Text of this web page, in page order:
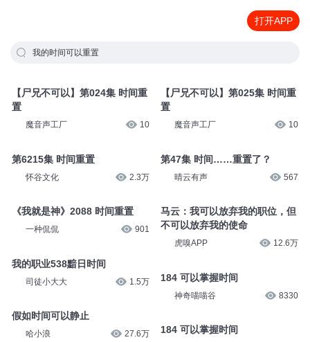
打开APP
我的时间可以重置
【尸兄不可以】第024集 时间重
置
魔音声工厂 10
第6215集 时间重置
怀谷文化 2.3万
《我就是神》2088 时间重置
一种侃侃 901
我的职业538黯日时间
司徒小大大 1.5万
假如时间可以静止
哈小浪 27.6万
【尸兄不可以】第025集 时间重
置
魔音声工厂 10
第47集 时间……重置了？
晴云有声 567
马云：我可以放弃我的职位，但
不可以放弃我的使命
虎嗅APP 12.6万
184 可以掌握时间
神奇喵喵谷 8330
184 可以掌握时间